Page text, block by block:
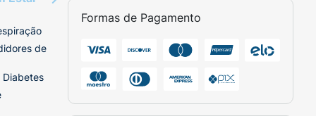
de
Diabetes
Formas de Pagamento